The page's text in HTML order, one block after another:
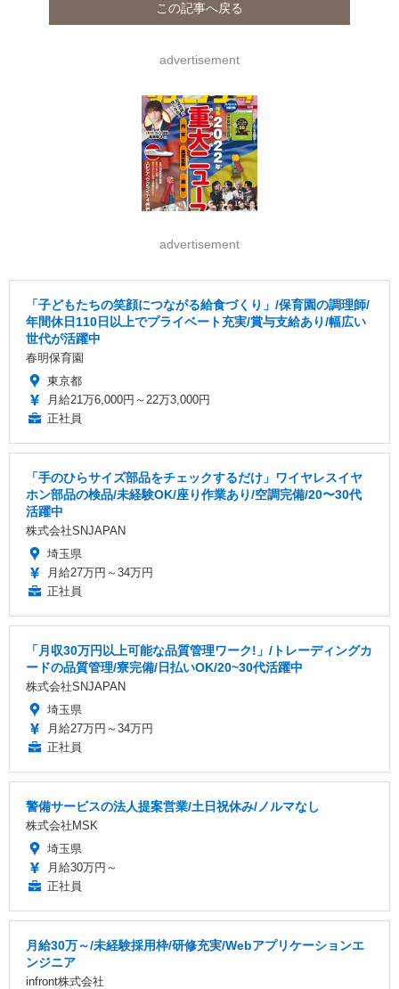
この記事へ戻る
advertisement
advertisement
「子どもたちの笑顔につながる給食づくり」/保育園の調理師/
年間休日110日以上でプライベート充実/賞与支給あり/幅広い
世代が活躍中
春明保育園
東京都
月給21万6,000円～22万3,000円
正社員
「手のひらサイズ部品をチェックするだけ」ワイヤレスイヤ
ホン部品の検品/未経験OK/座り作業あり/空調完備/20〜30代
活躍中
株式会社SNJAPAN
埼玉県
月給27万円～34万円
正社員
「月収30万円以上可能な品質管理ワーク!」/トレーディングカ
ードの品質管理/寮完備/日払いOK/20~30代活躍中
株式会社SNJAPAN
埼玉県
月給27万円～34万円
正社員
警備サービスの法人提案営業/土日祝休み/ノルマなし
株式会社MSK
埼玉県
月給30万円～
正社員
月給30万～/未経験採用枠/研修充実/Webアプリケーションエ
ンジニア
infront株式会社